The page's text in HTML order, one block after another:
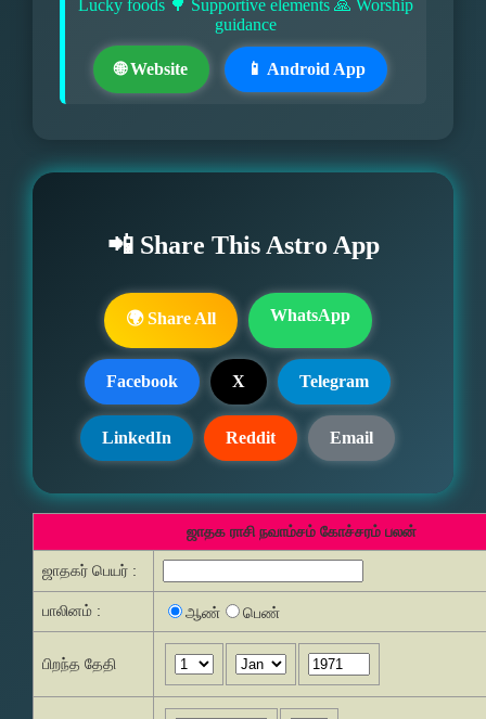
Lucky foods 🌳 Supportive elements 🙏 Worship
guidance
🌐 Website 📱 Android App
📲 Share This Astro App
🌍 Share All WhatsApp
Facebook X Telegram
LinkedIn Reddit Email
ஜாதக ராசி நவாம்சம் கோச்சரம் பலன்
ஜாதகர் பெயர் :
பாலினம் : ஆண் பெண்
பிறந்த தேதி